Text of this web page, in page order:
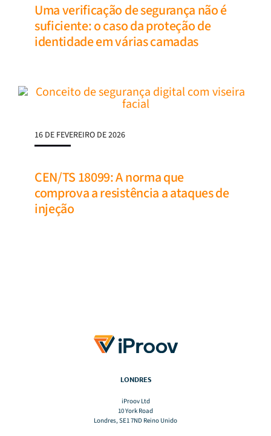
Uma verificação de segurança não é
suficiente: o caso da proteção de
identidade em várias camadas
16 DE FEVEREIRO DE 2026
CEN/TS 18099: A norma que
comprova a resistência a ataques de
injeção
LONDRES
iProov Ltd
10 York Road
Londres, SE1 7ND Reino Unido